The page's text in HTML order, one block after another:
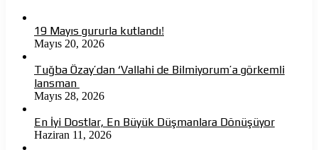
19 Mayıs gururla kutlandı!
Mayıs 20, 2026
Tuğba Özay’dan ‘Vallahi de Bilmiyorum’a görkemli
lansman
Mayıs 28, 2026
En İyi Dostlar, En Büyük Düşmanlara Dönüşüyor
Haziran 11, 2026